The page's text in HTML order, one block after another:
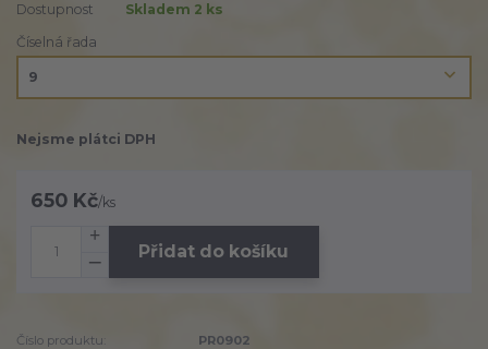
Dostupnost
Skladem 2 ks
Číselná řada
Nejsme plátci DPH
650 Kč/ks
Přidat do košíku
Číslo produktu:
PR0902